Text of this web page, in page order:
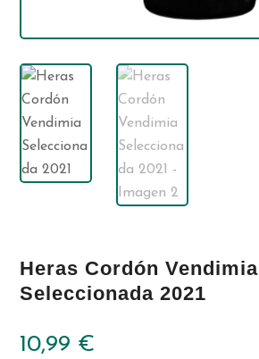
Heras Cordón Vendimia
Seleccionada 2021
10,99 €